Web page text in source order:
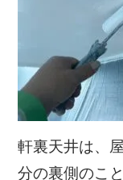
軒裏天井は、
分の裏側のこ